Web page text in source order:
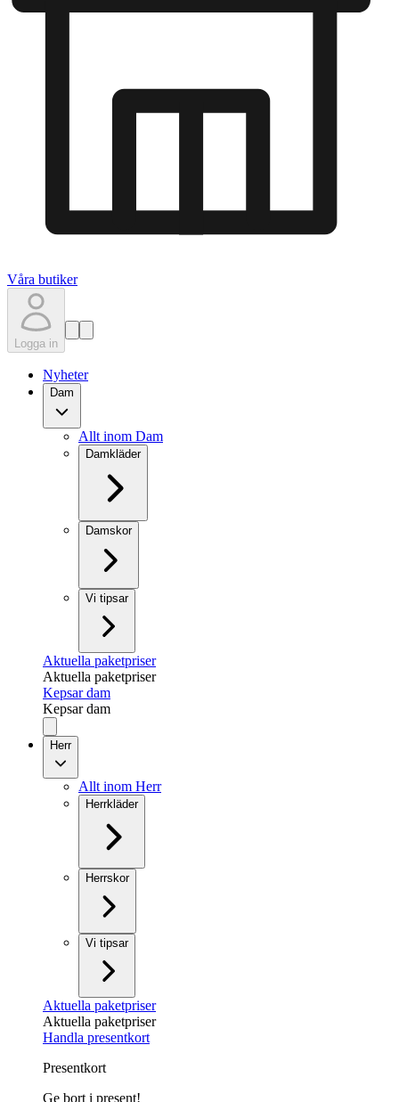
Våra butiker
Logga in
Nyheter
Dam
Allt inom Dam
Damkläder
Damskor
Vi tipsar
Aktuella paketpriser
Aktuella paketpriser
Kepsar dam
Kepsar dam
Herr
Allt inom Herr
Herrkläder
Herrskor
Vi tipsar
Aktuella paketpriser
Aktuella paketpriser
Handla presentkort
Presentkort
Ge bort i present!